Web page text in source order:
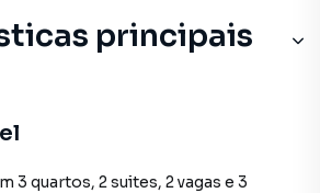
principais
3 quartos, 2 suites, 2 vagas e 3